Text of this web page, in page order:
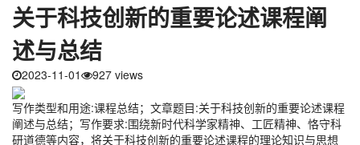
关于科技创新的重要论述课程阐
述与总结
2023-11-01 927 views
写作类型和用途:课程总结；文章题目:关于科技创新的重要论述课程
阐述与总结；写作要求:围绕新时代科学家精神、工匠精神、恪守科
研道德等内容，将关于科技创新的重要论述课程的理论知识与思想